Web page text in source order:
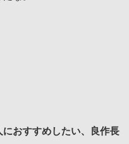
おすすめしたい、良作長